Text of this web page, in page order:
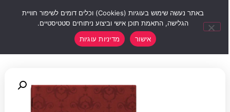
באתר נעשה שימוש בעוגיות (Cookies) וכלים דומים לשיפור חוויית
הגלישה, התאמת תוכן אישי וביצוע ניתוחים סטטיסטיים.
אישור
מדיניות עוגיות